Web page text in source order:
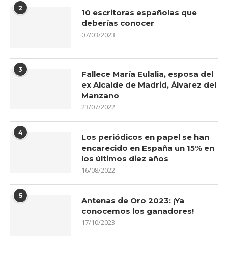
2
10 escritoras españolas que
deberías conocer
07/03/2023
3
Fallece María Eulalia, esposa del
ex Alcalde de Madrid, Álvarez del
Manzano
23/07/2022
4
Los periódicos en papel se han
encarecido en España un 15% en
los últimos diez años
16/08/2022
5
Antenas de Oro 2023: ¡Ya
conocemos los ganadores!
17/10/2023